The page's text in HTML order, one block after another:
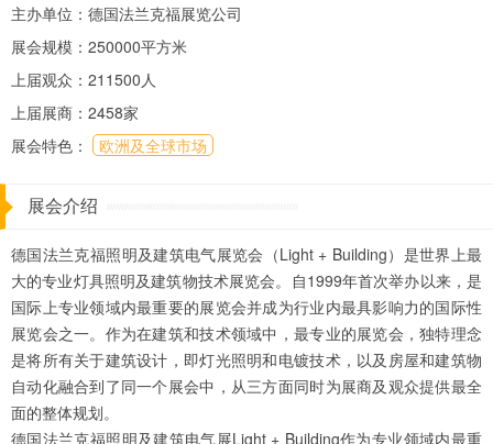
主办单位：德国法兰克福展览公司
展会规模：250000平方米
上届观众：211500人
上届展商：2458家
展会特色：
欧洲及全球市场
展会介绍
德国法兰克福照明及建筑电气展览会（Light + Building）是世界上最
大的专业灯具照明及建筑物技术展览会。自1999年首次举办以来，是
国际上专业领域内最重要的展览会并成为行业内最具影响力的国际性
展览会之一。作为在建筑和技术领域中，最专业的展览会，独特理念
是将所有关于建筑设计，即灯光照明和电镀技术，以及房屋和建筑物
自动化融合到了同一个展会中，从三方面同时为展商及观众提供最全
面的整体规划。
德国法兰克福照明及建筑电气展Light + Building作为专业领域内最重